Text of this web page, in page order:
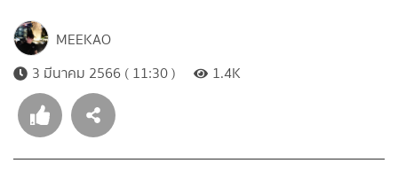
MEEKAO
3 มีนาคม 2566 ( 11:30 )
1.4K